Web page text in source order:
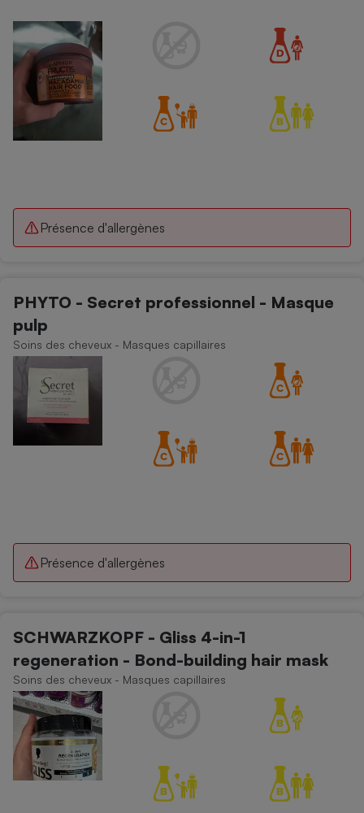
Présence d'allergènes
PHYTO - Secret professionnel - Masque
pulp
Soins des cheveux - Masques capillaires
Présence d'allergènes
SCHWARZKOPF - Gliss 4-in-1
regeneration - Bond-building hair mask
Soins des cheveux - Masques capillaires